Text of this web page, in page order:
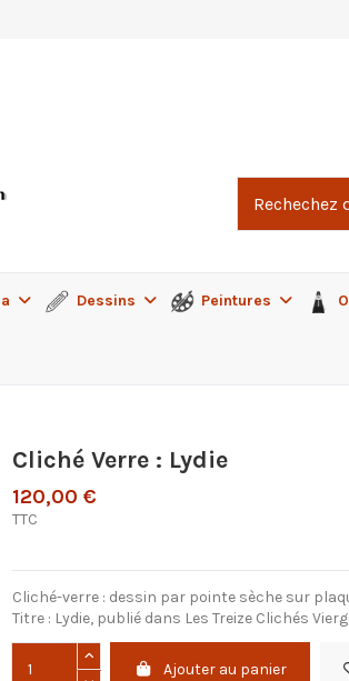
Dessins Peintures
Cliché Verre : Lydie
120,00 €
TTC
Cliché-verre : dessin par pointe sèche sur
Titre : Lydie, publié dans Les Treize Clichés
Ajouter au panier